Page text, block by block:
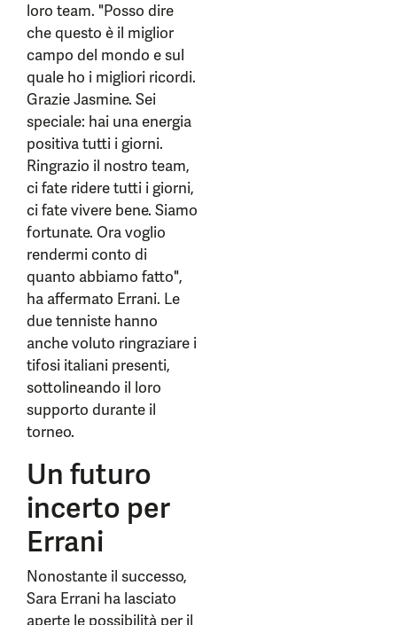
loro team. "Posso dire
che questo è il miglior
campo del mondo e sul
quale ho i migliori ricordi.
Grazie Jasmine. Sei
speciale: hai una energia
positiva tutti i giorni.
Ringrazio il nostro team,
ci fate ridere tutti i giorni,
ci fate vivere bene. Siamo
fortunate. Ora voglio
rendermi conto di
quanto abbiamo fatto",
ha affermato Errani. Le
due tenniste hanno
anche voluto ringraziare i
tifosi italiani presenti,
sottolineando il loro
supporto durante il
torneo.
Un futuro
incerto per
Errani
Nonostante il successo,
Sara Errani ha lasciato
aperte le possibilità per il